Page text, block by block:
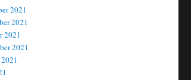
2021
2021
2021
2021